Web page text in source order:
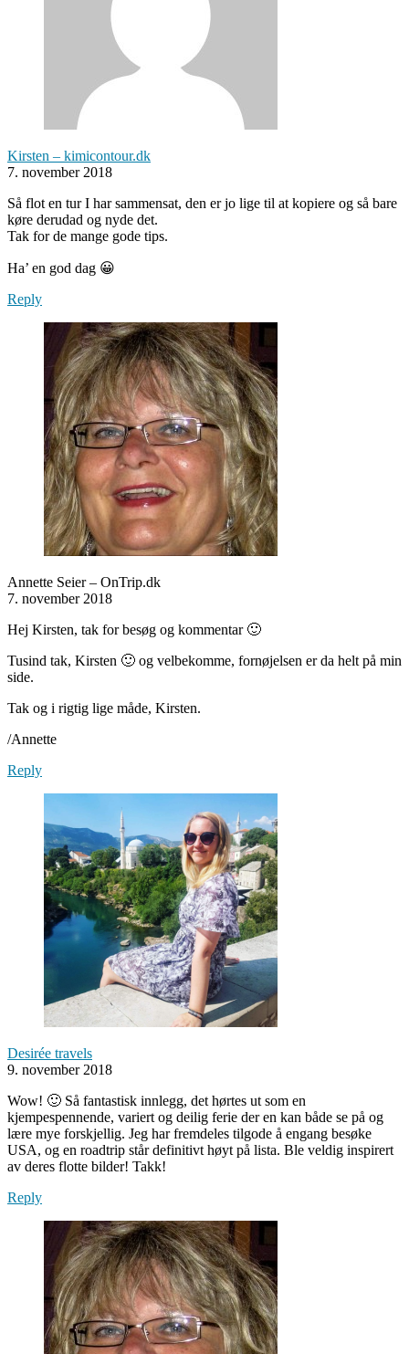
Kirsten – kimicontour.dk
7. november 2018
Så flot en tur I har sammensat, den er jo lige til at kopiere og så bare
køre derudad og nyde det.
Tak for de mange gode tips.
Ha’ en god dag 😀
Reply
Annette Seier – OnTrip.dk
7. november 2018
Hej Kirsten, tak for besøg og kommentar 🙂
Tusind tak, Kirsten 🙂 og velbekomme, fornøjelsen er da helt på min
side.
Tak og i rigtig lige måde, Kirsten.
/Annette
Reply
Desirée travels
9. november 2018
Wow! 🙂 Så fantastisk innlegg, det hørtes ut som en
kjempespennende, variert og deilig ferie der en kan både se på og
lære mye forskjellig. Jeg har fremdeles tilgode å engang besøke
USA, og en roadtrip står definitivt høyt på lista. Ble veldig inspirert
av deres flotte bilder! Takk!
Reply